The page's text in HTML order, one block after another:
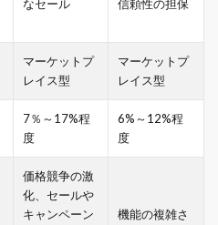
なセール 信頼性の担保
マーケットプ
レイス型
マーケットプ
レイス型
7％～17%程
度
6%～12%程
度
価格競争の激
化、セールや
キャンペーン
機能の複雑さ